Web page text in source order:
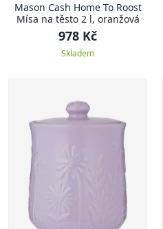
Mason Cash Home To Roost
Mísa na těsto 2 l, oranžová
978 Kč
Skladem